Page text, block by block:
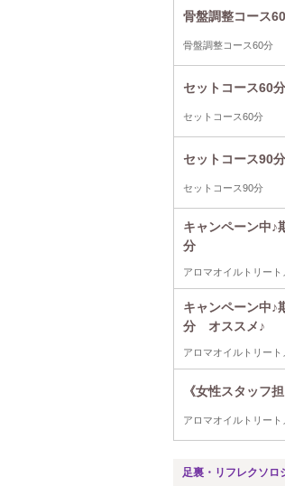
骨盤調整コース
骨盤調整コース60分
セットコース60分
セットコース60分
セットコース90分
セットコース90分
キャンペーン中♪
分
アロマオイルトリー
キャンペーン中♪
分 オススメ♪
アロマオイルトリー
《女性スタッフ
アロマオイルトリー
足裏・リフレクソロ